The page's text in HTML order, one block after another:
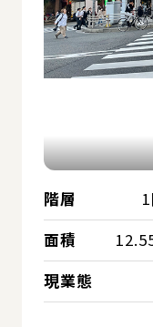
階層
面積
現業態